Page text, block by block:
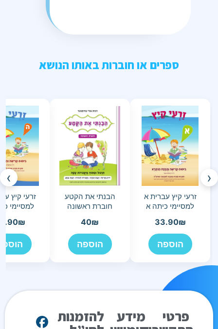
ספרים או חוברות באותו הנושא
‹
זרעי קיץ עברית א
למסיימי כיתה א
33.90₪
הוספה
הבנתי את הקטע
חוברת ראשונה
40₪
הוספה
זרעי קיץ
למסיימי
₪
›
פרטי מידע להזמנות